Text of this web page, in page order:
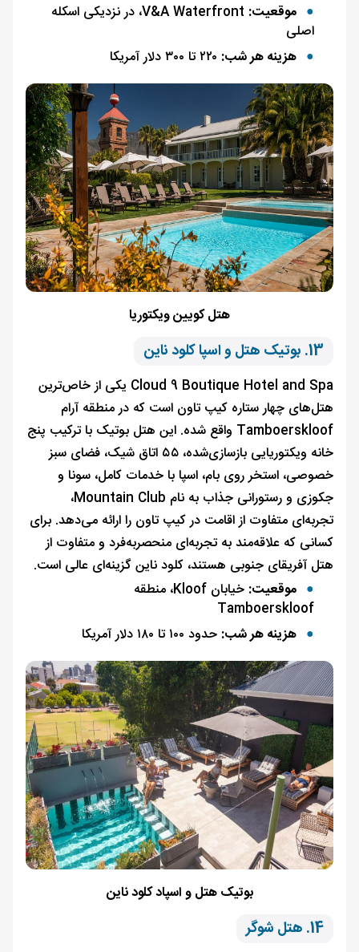
موقعیت:
V&A Waterfront، در نزدیکی اسکله
اصلی
هزینه هر شب:
هتل کویین ویکتوریا
13. بوتیک هتل و اسپا کلود ناین
Cloud 9 Boutique Hotel and Spa یکی از خاص‌ترین
هتل‌های چهار ستاره کیپ تاون است که در منطقه آرام
Tamboerskloof واقع شده. این هتل بوتیک با ترکیب پنج
خانه ویکتوریایی بازسازی‌شده، ۵۵ اتاق شیک، فضای سبز
خصوصی، استخر روی بام، اسپا با خدمات کامل، سونا و
جکوزی و رستورانی جذاب به نام Mountain Club،
تجربه‌ای متفاوت از اقامت در کیپ تاون را ارائه می‌دهد. برای
کسانی که علاقه‌مند به تجربه‌ای منحصربه‌فرد و متفاوت از
هتل آفریقای جنوبی هستند، کلود ناین گزینه‌ای عالی است.
موقعیت:
خیابان Kloof، منطقه
Tamboerskloof
هزینه هر شب: حدود ۱۰۰ تا ۱۸۰ دلار آمریکا
بوتیک هتل و اسپاد کلود ناین
14. هتل شوگر